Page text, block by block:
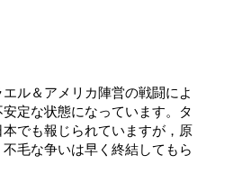
ル＆アメリカ陣営の戦闘によ
定な状態になっています。タ
でも報じられていますが，原
毛な争いは早く終結してもら